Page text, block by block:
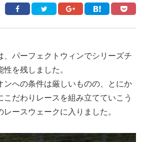
、パーフェクトウィンでシリーズチ
を残しました。
ンへの条件は厳しいものの、とにか
こだわりレースを組み立てていこう
ースウェークに入りました。